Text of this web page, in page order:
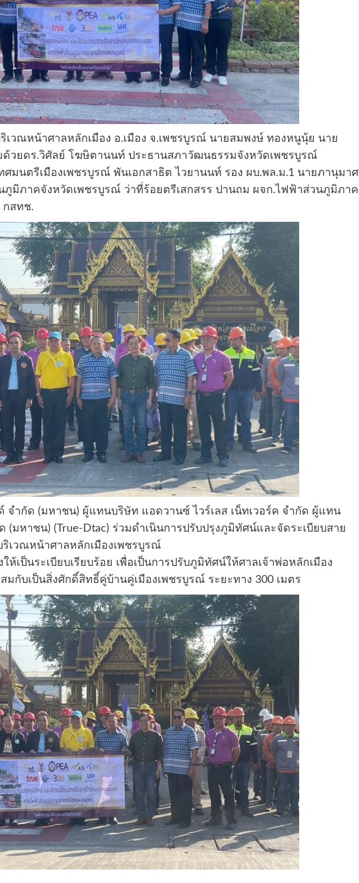
เวณหน้าศาลหลักเมือง อ.เมือง จ.เพชรบูรณ์ นายสมพงษ์ ทองหนูนุ้ย นาย
ด้วยดร.วิศัลย์ โฆษิตานนท์ ประธานสภาวัฒนธรรมจังหวัดเพชรบูรณ์
ศมนตรีเมืองเพชรบูรณ์ พันเอกสาธิต ไวยานนท์ รอง ผบ.พล.ม.1 นายภานุมาศ
ภูมิภาคจังหวัดเพชรบูรณ์ ว่าที่ร้อยตรีเสกสรร ปานถม ผจก.ไฟฟ้าส่วนภูมิภาค
กสทช.
จำกัด (มหาชน) ผู้แทนบริษัท แอดวานซ์ ไวร์เลส เน็ทเวอร์ค จำกัด ผู้แทน
(มหาชน) (True-Dtac) ร่วมดำเนินการปรับปรุงภูมิทัศน์และจัดระเบียบสาย
เวณหน้าศาลหลักเมืองเพชรบูรณ์
ห้เป็นระเบียบเรียบร้อย เพื่อเป็นการปรับภูมิทัศน์ให้ศาลเจ้าพ่อหลักเมือง
มกับเป็นสิ่งศักดิ์สิทธิ์คู่บ้านคู่เมืองเพชรบูรณ์ ระยะทาง 300 เมตร